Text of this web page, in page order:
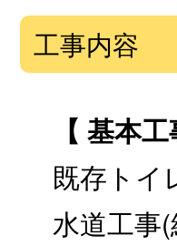
工事内容
【 基本
既存トイ
水道工事